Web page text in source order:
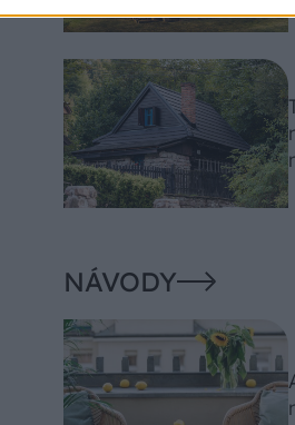
NÁVODY